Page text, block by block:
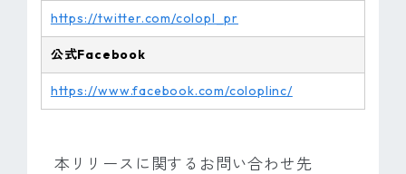
https://twitter.com/colopl_pr
公式Facebook
https://www.facebook.com/coloplinc/
本リリースに関するお問い合わせ先